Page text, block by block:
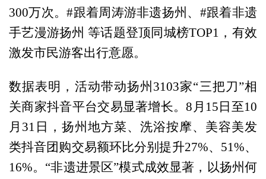
300万次。#跟着周涛游非遗扬州、#跟着非遗
手艺漫游扬州 等话题登顶同城榜TOP1，有效
激发市民游客出行意愿。
数据表明，活动带动扬州3103家“三把刀”相
关商家抖音平台交易显著增长。8月15日至10
月31日，扬州地方菜、洗浴按摩、美容美发
类抖音团购交易额环比分别提升27%、51%、
16%。“非遗进景区”模式成效显著，以扬州何